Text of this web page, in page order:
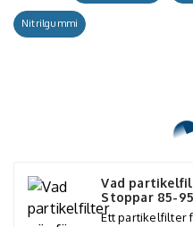
Nitrilgummi
Vad
Stoppar 85-
Ett partikelfilter